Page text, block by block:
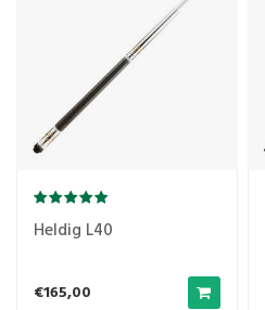
Heldig L40
€165,00